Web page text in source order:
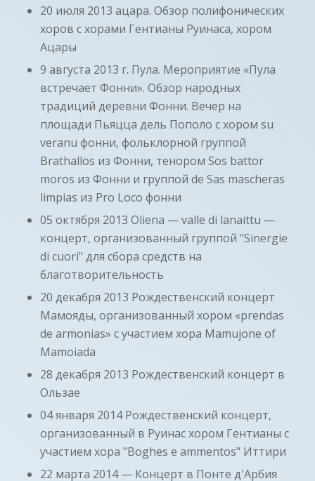
20 июля 2013 ацара. Обзор полифонических
хоров с хорами Гентианы Руинаса, хором
Ацары
9 августа 2013 г. Пула. Мероприятие «Пула
встречает Фонни». Обзор народных
традиций деревни Фонни. Вечер на
площади Пьяцца дель Пополо с хором su
veranu фонни, фольклорной группой
Brathallos из Фонни, тенором Sos battor
moros из Фонни и группой de Sas mascheras
limpias из Pro Loco фонни
05 октября 2013 Oliena — valle di lanaittu —
концерт, организованный группой "Sinergie
di cuori" для сбора средств на
благотворительность
20 декабря 2013 Рождественский концерт
Мамояды, организованный хором «prendas
de armonias» с участием хора Mamujone of
Mamoiada
28 декабря 2013 Рождественский концерт в
Ользае
04 января 2014 Рождественский концерт,
организованный в Руинас хором Гентианы с
участием хора "Boghes e ammentos" Иттири
22 марта 2014 — Концерт в Понте д'Арбия